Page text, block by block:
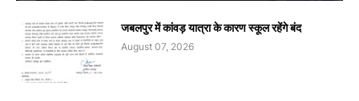
जबलपुर में कांवड़ यात्रा के कारण स्कूल रहेंगे बंद
August 07, 2026